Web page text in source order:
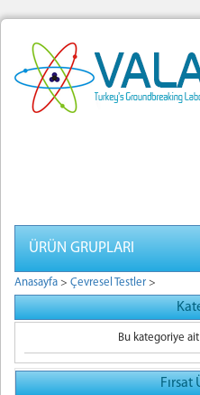
ÜRÜN GRUPLARI
Anasayfa > Çevresel Testler >
Bu kategoriye
Fırsat